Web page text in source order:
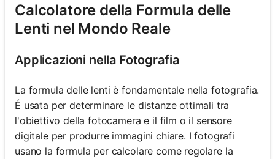
Calcolatore della Formula delle
Lenti nel Mondo Reale
Applicazioni nella Fotografia
La formula delle lenti è fondamentale nella fotografia.
É usata per determinare le distanze ottimali tra
l'obiettivo della fotocamera e il film o il sensore
digitale per produrre immagini chiare. I fotografi
usano la formula per calcolare come regolare la